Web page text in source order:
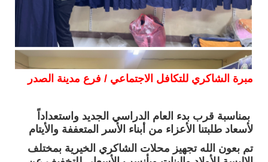
مبرة الشاكري للتكافل الاجتماعي / فرع مدينة الصدر
بمناسبة قرب بدء العام الدراسي الجديد واستعداداً
لأسعاد طلبتنا الأعزاء من أبناء الأسر المتعففة والأيتام
تم بعون الله تجهيز محلات الشاكري الخيرية بمختلف